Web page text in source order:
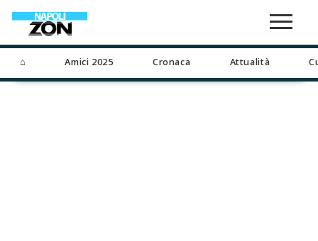
⌂ Amici 2025 Cronaca Attualità